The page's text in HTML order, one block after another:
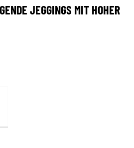
JEGGINGS MIT HOHER